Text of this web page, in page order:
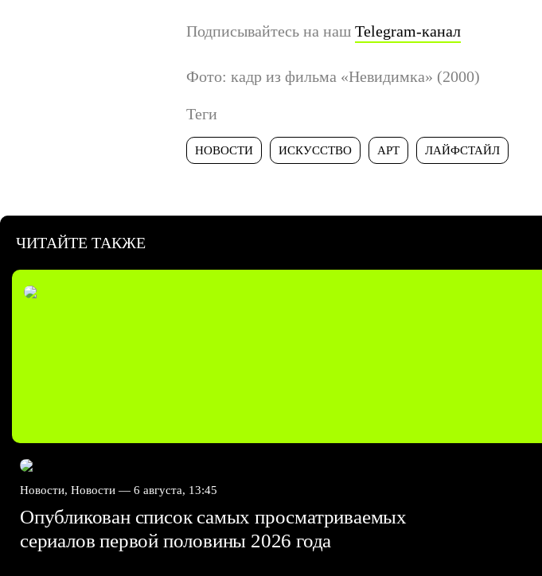
Подписывайтесь на наш Telegram-канал
Фото: кадр из фильма «Невидимка» (2000)
Теги
НОВОСТИ ИСКУССТВО АРТ ЛАЙФСТАЙЛ
ЧИТАЙТЕ ТАКЖЕ
Новости, Новости — 6 августа, 13:45
Опубликован список самых просматриваемых
сериалов первой половины 2026 года